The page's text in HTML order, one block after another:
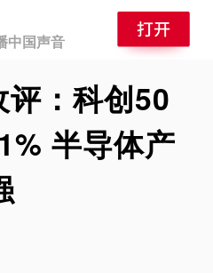
中国声音
：科创50
半导体产